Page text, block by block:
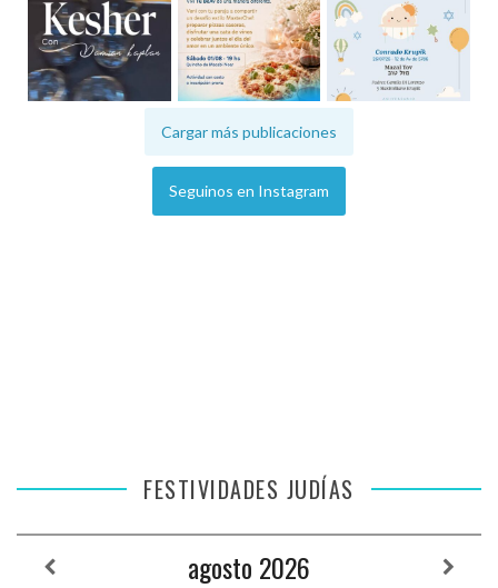
Cargar más publicaciones
Seguinos en Instagram
FESTIVIDADES JUDÍAS
agosto 2026